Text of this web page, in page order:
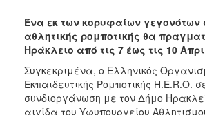
2006
ΤΟΠΟΣ
Ένα εκ των κορυφαίων γεγονότων
αθλητικής ρομποτικής θα
Ηράκλειο από τις 7 έως τις 10
Συγκεκριμένα, ο Ελληνικός
Εκπαιδευτικής Ρομποτικής H.E.R.O.
συνδιοργάνωση με τον Δήμο
αιγίδα του Υφυπουργείου